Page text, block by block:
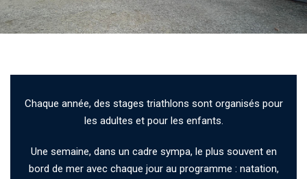
Chaque année, des stages triathlons sont organisés pour
les adultes et pour les enfants.
Une semaine, dans un cadre sympa, le plus souvent en
bord de mer avec chaque jour au programme : natation,